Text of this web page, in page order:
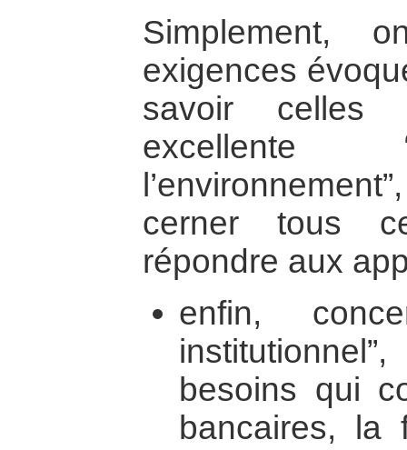
Simplement,
exigences
savoir celles
excellente
cerner tous
répondre aux
enfin,
besoins qui
bancaires, la